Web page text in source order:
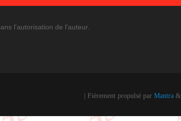
l'autorisation de l'auteur.
| Fièrement propulsé par Mantra&